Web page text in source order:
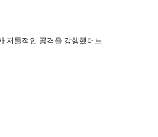
저돌적인 공격을 강행했어느